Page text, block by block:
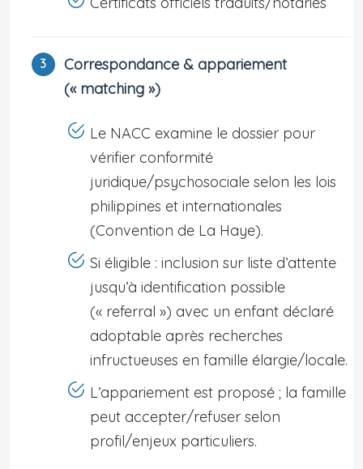
Correspondance & appariement
(« matching »)
Le NACC examine le dossier pour
vérifier conformité
juridique/psychosociale selon les lois
philippines et internationales
(Convention de La Haye).
Si éligible : inclusion sur liste d’attente
jusqu’à identification possible
(« referral ») avec un enfant déclaré
adoptable après recherches
infructueuses en famille élargie/locale.
L’appariement est proposé ; la famille
peut accepter/refuser selon
profil/enjeux particuliers.